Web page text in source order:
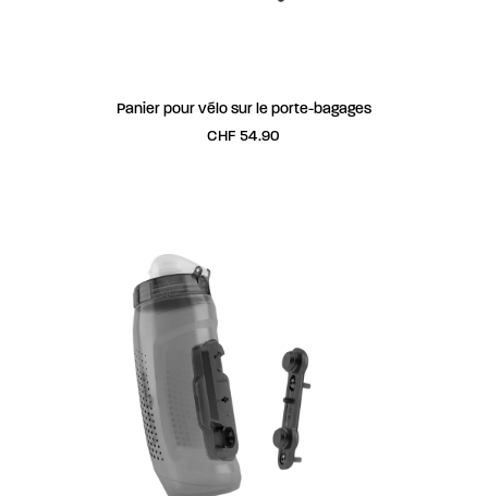
AJOUTER AU PANIER
Panier pour vélo sur le porte-bagages
CHF 54.90